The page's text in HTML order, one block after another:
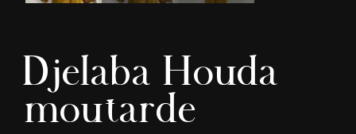
Djelaba Houda
moutarde